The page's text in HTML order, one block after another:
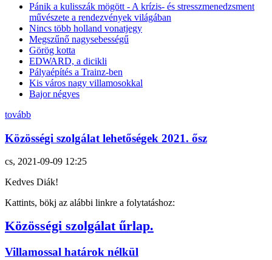
Pánik a kulisszák mögött - A krízis- és stresszmenedzsment
művészete a rendezvények világában
Nincs több holland vonatjegy
Megszűnő nagysebességű
Görög kotta
EDWARD, a dicikli
Pályaépítés a Trainz-ben
Kis város nagy villamosokkal
Bajor négyes
tovább
Közösségi szolgálat lehetőségek 2021. ősz
cs, 2021-09-09 12:25
Kedves Diák!
Kattints, bökj az alábbi linkre a folytatáshoz:
Közösségi szolgálat űrlap.
Villamossal határok nélkül